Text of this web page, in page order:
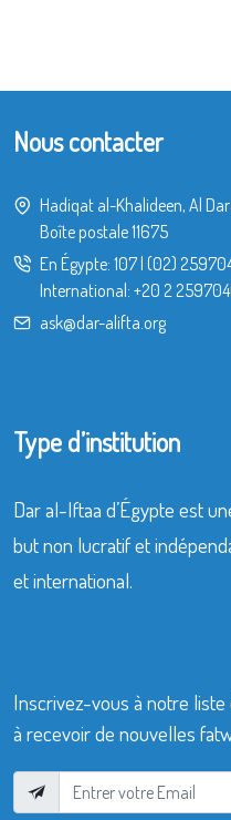
Nous contacter
Hadiqat al-Khalideen, Al
Boîte postale 11675
En Égypte: 107 (02)
International: +20 2
ask@dar-alifta.org
Type d’institution
Dar al-Iftaa d’Égypte est
but non lucratif et
et international.
Inscrivez-vous à notre
à recevoir de nouvelles